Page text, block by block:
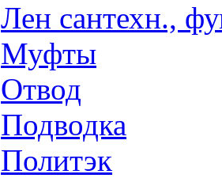
Лен сантехн.,
Муфты
Отвод
Подводка
Политэк